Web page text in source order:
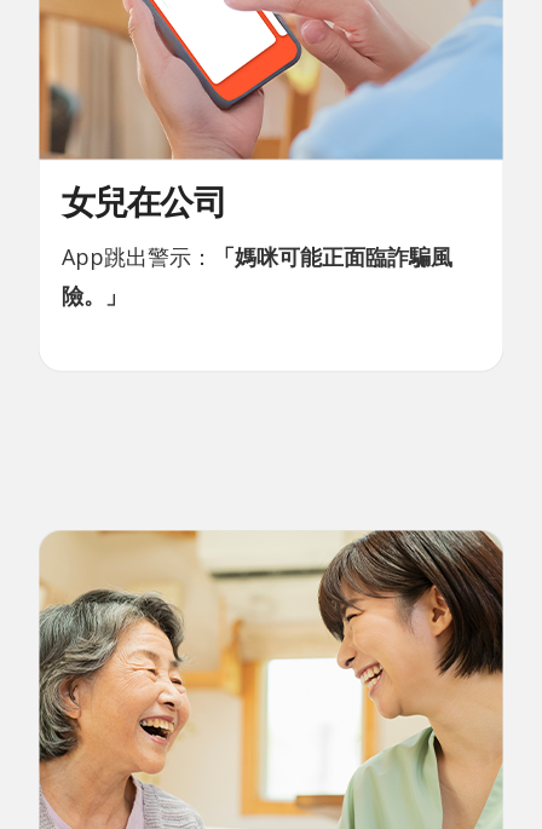
女兒在公司
App跳出警示：
「媽咪可能正面臨詐騙風
險。」